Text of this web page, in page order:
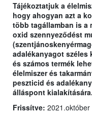
Tájékoztatjuk a
hogy ahogyan azt a
több tagállamban is a
oxid szennyeződést
adalékanyagot széles
és számos termék
élelmiszer és
peszticid és
álláspont kialakítására.
Frissítve: 2021.október